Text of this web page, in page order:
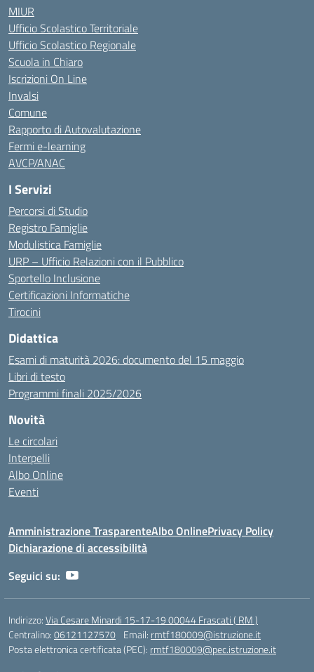
MIUR
Ufficio Scolastico Territoriale
Ufficio Scolastico Regionale
Scuola in Chiaro
Iscrizioni On Line
Invalsi
Comune
Rapporto di Autovalutazione
Fermi e-learning
AVCP/ANAC
I Servizi
Percorsi di Studio
Registro Famiglie
Modulistica Famiglie
URP – Ufficio Relazioni con il Pubblico
Sportello Inclusione
Certificazioni Informatiche
Tirocini
Didattica
Esami di maturità 2026: documento del 15 maggio
Libri di testo
Programmi finali 2025/2026
Novità
Le circolari
Interpelli
Albo Online
Eventi
Amministrazione TrasparenteAlbo OnlinePrivacy Policy
Dichiarazione di accessibilità
Seguici su:
Indirizzo:Via Cesare Minardi 15-17-19 00044 Frascati ( RM )
Centralino:06121127570 Email: rmtf180009@istruzione.it
Posta elettronica certificata (PEC): rmtf180009@pec.istruzione.it